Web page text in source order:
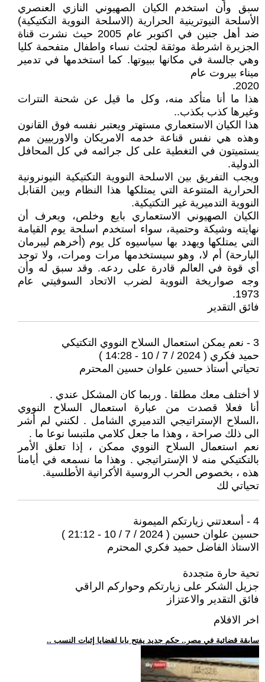
سبق وأن استخدم الكيان الصهيوني النازي العنصري
الأسلحة النيوترينية الحرارية (الاسلحة النووية التكتيكية)
ضد أهل جنين في اكتوبر عام 2005 حيث نشرت قناة
الجزيرة اشرطة موثقة لجثث نساء واطفال متفحمة كليا
وهي جالسة في مكانها ببيوتها. كما استخدمها في تدمير
ميناء بيروت عام
2020.
هذا ما أنا متأكد منه، وكل ما قيل عن شحنة النترات
وغيرها كذب بكذب..
هذا الكيان الاستعماري مستهتر ويعتبر نفسه فوق القانون
وهذه هي نفس قناعة خدمه الامريكان والاوربيين مم
يستميتون في التغطية على كل جرائمه في كل المحافل
الدولية.
ويجب التفريق بين الاسلحة النووية التكتيكية النيونرونية
الحرارية المتنوعة التي يمتلكها هذا النظام وبين القنابل
النووية التدميرية غير التكتيكية.
الكيان الصهيوني الاستعماري بايع وخلص، ويعرف أن
نهايته وشيكة وحتمية، سواء استخدم اسلحة يوم القيامة
التي يمتلكها ويهدد بها سياسيوه كل يوم (أخرهم ليبرمان
البارحة) أم لا، وهو سيستخدمها مرات ومرات، ولا توجد
أي قوة في العالم قادرة على ردعه. وقد سبق له وأن
وجه صواريخة النووية لضرب الاتحاد السوفيتي عام
1973.
فائق التقدير
3 - نعم يمكن استعمال السلاح النووي التكتيكي
حميد فكري ( 2024 / 7 / 10 - 14:28 )
تحياتي أستاذ حسين علوان حسين المحترم
لا أختلف معك مطلقا . وربما كان المشكل عندي .
أنا فعلا قصدت من عبارة استعمال السلاح النووي
،السلاح الإستراتيجي التدميري الشامل . لكنني لم أشر
الى ذلك صراحة ، وهذا ما جعل كلامي ملتبسا نوعا ما .
نعم استعمال السلاح النووي ممكن ، إذا تعلق الأمر
بالتكتيكي منه لا الإستراتيجي . وهذا ما نسمعه في أيامنا
هذه ، بخصوص الحرب الروسية الأكرانية الأطلسية.
تحياتي لك
4 - أسعدتني زيارتكم الميمونة
حسين علوان حسين ( 2024 / 7 / 10 - 21:12 )
الاستاذ الفاضل حميد فكري المحترم
تحية حارة متجددة
جزيل الشكر على زيارتكم وحواركم الراقي
فائق التقدير والاعتزاز
اخر الافلام
.. سابقة قضائية في مصر.. حكم جديد يفتح بابا لقضايا إثبات النسب